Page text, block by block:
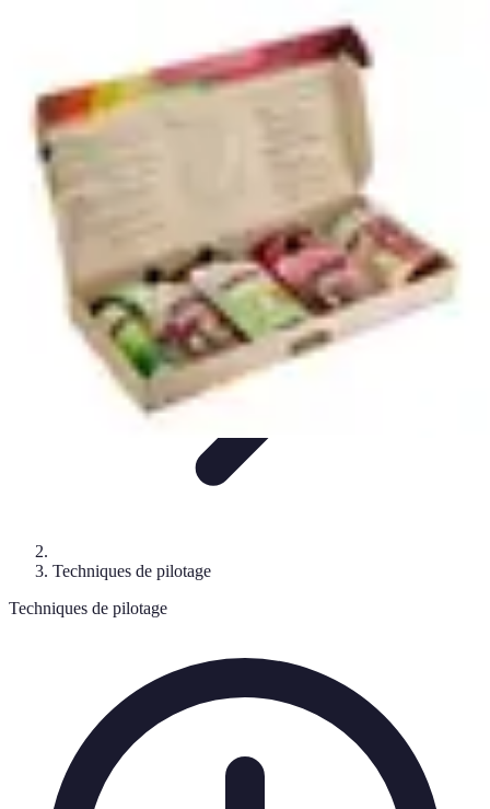
Techniques de
Conseils et astuces
Pilotage Sensation
Techniques de pilotage
Techniques de pilotage